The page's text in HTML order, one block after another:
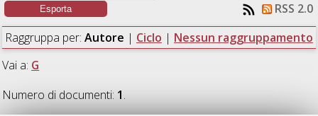
RSS 2.0
Raggruppa per: Autore | Ciclo | Nessun raggruppamento
Vai a: G
Numero di documenti: 1.